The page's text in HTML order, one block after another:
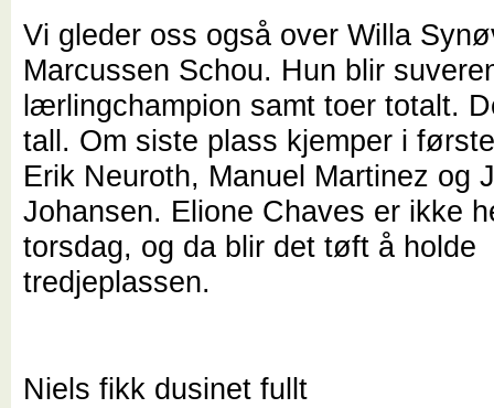
Vi gleder oss også over Willa
Marcussen Schou. Hun blir
lærlingchampion samt toer totalt.
tall. Om siste plass kjemper i
Erik Neuroth, Manuel Martinez og
Johansen. Elione Chaves er ikke
torsdag, og da blir det tøft å holde
tredjeplassen.
Niels fikk dusinet fullt